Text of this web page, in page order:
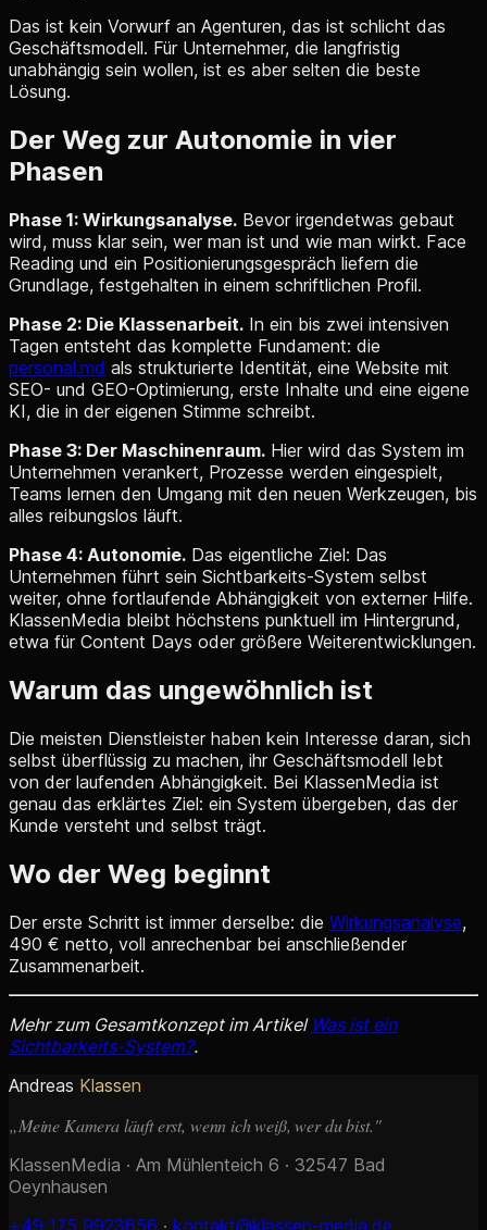
Das ist kein Vorwurf an Agenturen, das ist schlicht das
Geschäftsmodell. Für Unternehmer, die langfristig
unabhängig sein wollen, ist es aber selten die beste
Lösung.
Der Weg zur Autonomie in vier
Phasen
Phase 1: Wirkungsanalyse. Bevor irgendetwas gebaut
wird, muss klar sein, wer man ist und wie man wirkt. Face
Reading und ein Positionierungsgespräch liefern die
Grundlage, festgehalten in einem schriftlichen Profil.
Phase 2: Die Klassenarbeit. In ein bis zwei intensiven
Tagen entsteht das komplette Fundament: die
personal.md als strukturierte Identität, eine Website mit
SEO- und GEO-Optimierung, erste Inhalte und eine eigene
KI, die in der eigenen Stimme schreibt.
Phase 3: Der Maschinenraum. Hier wird das System im
Unternehmen verankert, Prozesse werden eingespielt,
Teams lernen den Umgang mit den neuen Werkzeugen, bis
alles reibungslos läuft.
Phase 4: Autonomie. Das eigentliche Ziel: Das
Unternehmen führt sein Sichtbarkeits-System selbst
weiter, ohne fortlaufende Abhängigkeit von externer Hilfe.
KlassenMedia bleibt höchstens punktuell im Hintergrund,
etwa für Content Days oder größere Weiterentwicklungen.
Warum das ungewöhnlich ist
Die meisten Dienstleister haben kein Interesse daran, sich
selbst überflüssig zu machen, ihr Geschäftsmodell lebt
von der laufenden Abhängigkeit. Bei KlassenMedia ist
genau das erklärtes Ziel: ein System übergeben, das der
Kunde versteht und selbst trägt.
Wo der Weg beginnt
Der erste Schritt ist immer derselbe: die Wirkungsanalyse,
490 € netto, voll anrechenbar bei anschließender
Zusammenarbeit.
Mehr zum Gesamtkonzept im Artikel Was ist ein
Sichtbarkeits-System?.
Andreas Klassen
„Meine Kamera läuft erst, wenn ich weiß, wer du bist."
KlassenMedia · Am Mühlenteich 6 · 32547 Bad
Oeynhausen
+49 175 9923656 · kontakt@klassen-media.de